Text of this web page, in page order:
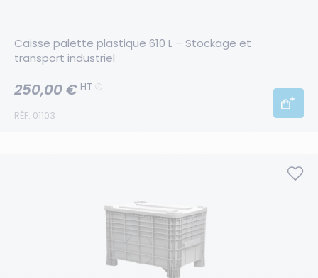
Caisse palette plastique 610 L – Stockage et
transport industriel
RÉF. 01103
250,00 € HT